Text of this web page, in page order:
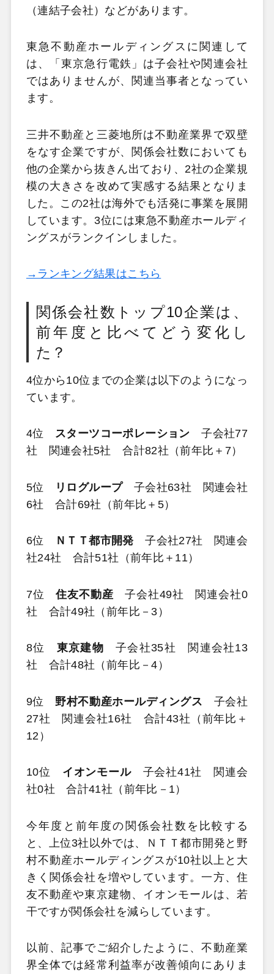
（連結子会社）などがあります。
東急不動産ホールディングスに関連して
は、「東京急行電鉄」は子会社や関連会社
ではありませんが、関連当事者となってい
ます。
三井不動産と三菱地所は不動産業界で双壁
をなす企業ですが、関係会社数においても
他の企業から抜きん出ており、2社の企業規
模の大きさを改めて実感する結果となりま
した。この2社は海外でも活発に事業を展開
しています。3位には東急不動産ホールディ
ングスがランクインしました。
→ランキング結果はこちら
関係会社数トップ10企業は、
前年度と比べてどう変化し
た？
4位から10位までの企業は以下のようになっ
ています。
4位 スターツコーポレーション 子会社77
社 関連会社5社 合計82社（前年比＋7）
5位 リログループ子会社63社 関連会社
6社 合計69社（前年比＋5）
6位 ＮＴＴ都市開発 子会社27社 関連会
社24社 合計51社（前年比＋11）
7位住友不動産 子会社49社 関連会社0
社 合計49社（前年比－3）
8位 東京建物 子会社35社 関連会社13
社 合計48社（前年比－4）
9位 野村不動産ホールディングス 子会社
27社 関連会社16社 合計43社（前年比＋
12）
10位 イオンモール子会社41社 関連会
社0社 合計41社（前年比－1）
今年度と前年度の関係会社数を比較する
と、上位3社以外では、ＮＴＴ都市開発と野
村不動産ホールディングスが10社以上と大
きく関係会社を増やしています。一方、住
友不動産や東京建物、イオンモールは、若
干ですが関係会社を減らしています。
以前、記事でご紹介したように、不動産業
界全体では経常利益率が改善傾向にありま